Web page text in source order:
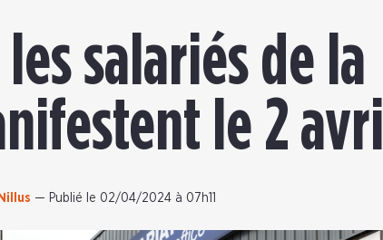
salariés de la
le 2 avril
— Publié le 02/04/2024 à 07h11